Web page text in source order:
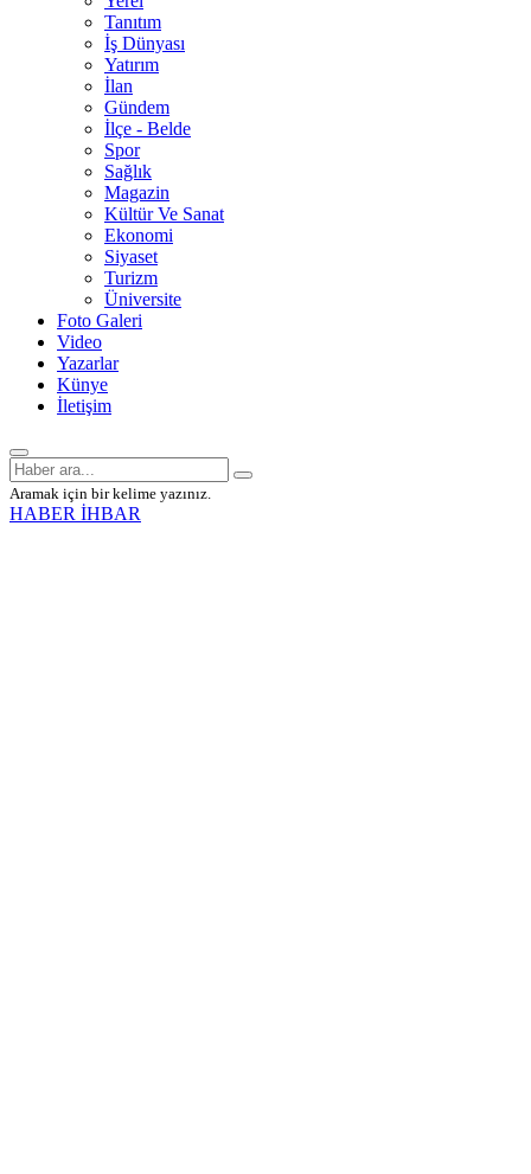
Tanıtım
İş Dünyası
Yatırım
İlan
Gündem
İlçe - Belde
Spor
Sağlık
Magazin
Kültür Ve Sanat
Ekonomi
Siyaset
Turizm
Üniversite
Foto Galeri
Video
Yazarlar
Künye
İletişim
Aramak için bir kelime yazınız.
HABER İHBAR